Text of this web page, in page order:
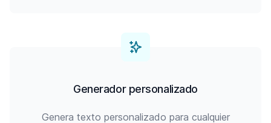
Generador personalizado
Genera texto personalizado para cualquier